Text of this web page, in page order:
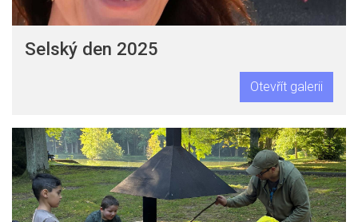
Selský den 2025
Otevřít galerii